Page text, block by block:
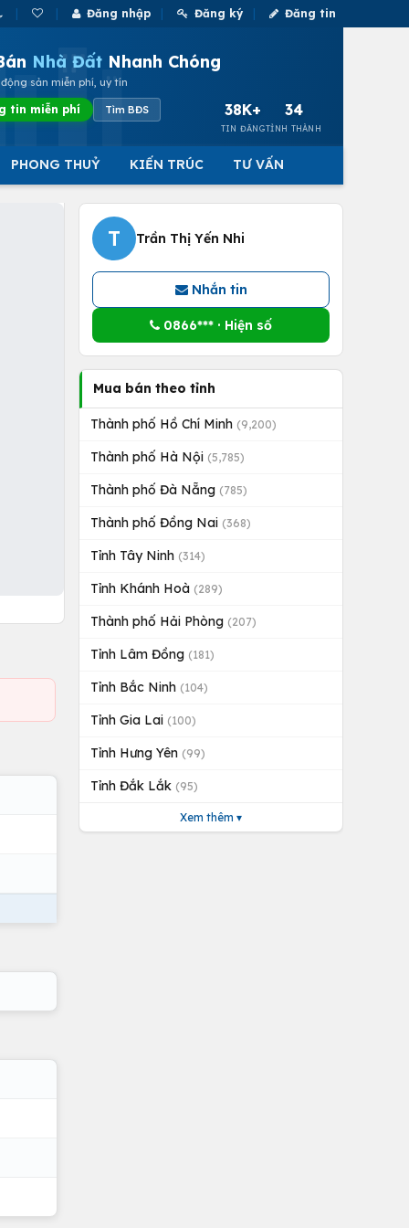
Đăng nhập Đăng ký Đăng tin
Nhà Đất Nhanh Chóng
sản miễn phí, uy tín
tin miễn phí Tìm BĐS 38K+
TIN ĐĂNG
34
TỈNH THÀNH
PHONG THUỶ KIẾN TRÚC TƯ VẤN
T Trần Thị Yến Nhi
Nhắn tin
0866*** · Hiện số
Mua bán theo tỉnh
Thành phố Hồ Chí Minh (9,200)
Thành phố Hà Nội (5,785)
Thành phố Đà Nẵng (785)
Thành phố Đồng Nai (368)
Tỉnh Tây Ninh (314)
Tỉnh Khánh Hoà (289)
Thành phố Hải Phòng (207)
Tỉnh Lâm Đồng (181)
Tỉnh Bắc Ninh (104)
Tỉnh Gia Lai (100)
Tỉnh Hưng Yên (99)
Tỉnh Đắk Lắk (95)
Xem thêm ▾